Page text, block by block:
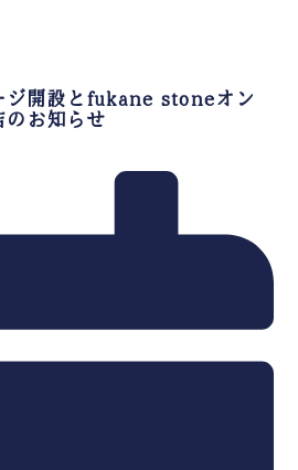
ジ開設とfukane stoneオン
のお知らせ